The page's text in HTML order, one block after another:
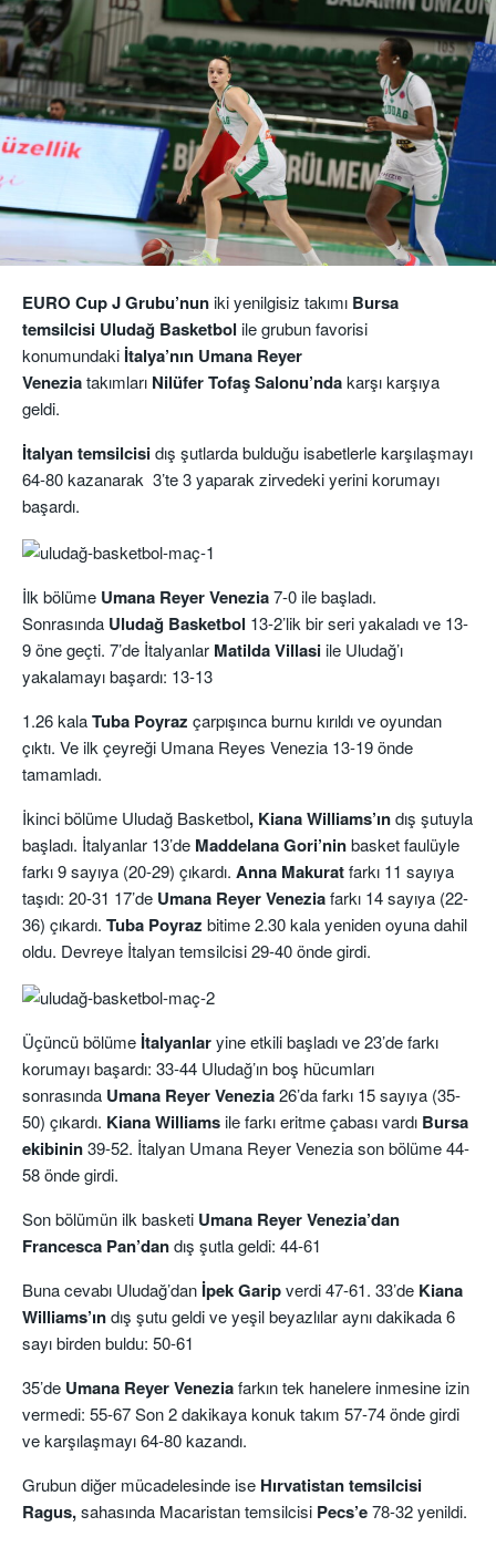
EURO Cup J Grubu’nuniki yenilgisiz takımı Bursa
temsilcisi Uludağ Basketbol ile grubun favorisi
konumundaki İtalya’nın Umana Reyer
Veneziatakımları Nilüfer Tofaş Salonu’ndakarşı karşıya
geldi.
İtalyan temsilcisidış şutlarda bulduğu isabetlerle karşılaşmayı
64-80 kazanarak 3’te 3 yaparak zirvedeki yerini korumayı
başardı.
İlk bölüme Umana Reyer Venezia7-0 ile başladı.
Sonrasında Uludağ Basketbol 13-2’lik bir seri yakaladı ve 13-
9 öne geçti. 7’de İtalyanlar Matilda Villasiile Uludağ’ı
yakalamayı başardı: 13-13
1.26 kalaTuba Poyraz çarpışınca burnu kırıldı ve oyundan
çıktı. Ve ilk çeyreği Umana Reyes Venezia 13-19 önde
tamamladı.
İkinci bölüme Uludağ Basketbol, Kiana Williams’ındış şutuyla
başladı. İtalyanlar 13’de Maddelana Gori’ninbasket faulüyle
farkı 9 sayıya (20-29) çıkardı. Anna Makuratfarkı 11 sayıya
taşıdı: 20-31 17’de Umana Reyer Veneziafarkı 14 sayıya (22-
36) çıkardı. Tuba Poyraz bitime 2.30 kala yeniden oyuna dahil
oldu. Devreye İtalyan temsilcisi 29-40 önde girdi.
Üçüncü bölüme İtalyanlaryine etkili başladı ve 23’de farkı
korumayı başardı: 33-44 Uludağ’ın boş hücumları
sonrasında Umana Reyer Venezia26’da farkı 15 sayıya (35-
50) çıkardı. Kiana Williamsile farkı eritme çabası vardı Bursa
ekibinin39-52. İtalyan Umana Reyer Venezia son bölüme 44-
58 önde girdi.
Son bölümün ilk basketi Umana Reyer Venezia’dan
Francesca Pan’dandış şutla geldi: 44-61
Buna cevabı Uludağ’dan İpek Garipverdi 47-61. 33’de Kiana
Williams’ındış şutu geldi ve yeşil beyazlılar aynı dakikada 6
sayı birden buldu: 50-61
35’de Umana Reyer Veneziafarkın tek hanelere inmesine izin
vermedi: 55-67 Son 2 dakikaya konuk takım 57-74 önde girdi
ve karşılaşmayı 64-80 kazandı.
Grubun diğer mücadelesinde ise Hırvatistan temsilcisi
Ragus,sahasında Macaristan temsilcisi Pecs’e78-32 yenildi.